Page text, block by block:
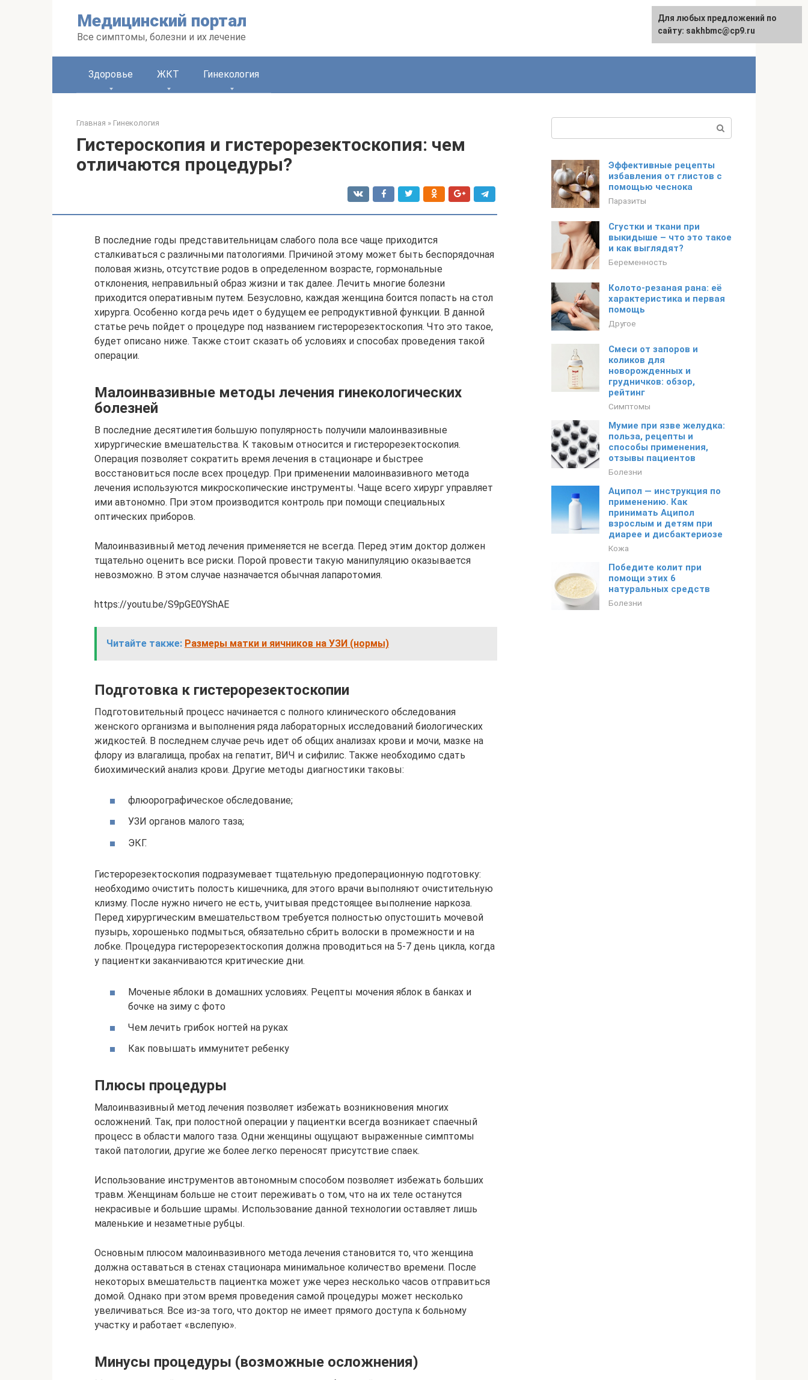
Медицинский портал
Все симптомы, болезни и их лечение
English
Здоровье ЖКТ Гинекология
Главная » Гинекология
Гистероскопия и гистерорезектоскопия: чем
отличаются процедуры?
В последние годы представительницам слабого пола все чаще приходится
сталкиваться с различными патологиями. Причиной этому может быть беспорядочная
половая жизнь, отсутствие родов в определенном возрасте, гормональные
отклонения, неправильный образ жизни и так далее. Лечить многие болезни
приходится оперативным путем. Безусловно, каждая женщина боится попасть на стол
хирурга. Особенно когда речь идет о будущем ее репродуктивной функции. В данной
статье речь пойдет о процедуре под названием гистерорезектоскопия. Что это такое,
будет описано ниже. Также стоит сказать об условиях и способах проведения такой
операции.
Малоинвазивные методы лечения гинекологических
болезней
В последние десятилетия большую популярность получили малоинвазивные
хирургические вмешательства. К таковым относится и гистерорезектоскопия.
Операция позволяет сократить время лечения в стационаре и быстрее
восстановиться после всех процедур. При применении малоинвазивного метода
лечения используются микроскопические инструменты. Чаще всего хирург управляет
ими автономно. При этом производится контроль при помощи специальных
оптических приборов.
Малоинвазивный метод лечения применяется не всегда. Перед этим доктор должен
тщательно оценить все риски. Порой провести такую манипуляцию оказывается
невозможно. В этом случае назначается обычная лапаротомия.
https://youtu.be/S9pGE0YShAE
Читайте также: Размеры матки и яичников на УЗИ (нормы)
Подготовка к гистерорезектоскопии
Подготовительный процесс начинается с полного клинического обследования
женского организма и выполнения ряда лабораторных исследований биологических
жидкостей. В последнем случае речь идет об общих анализах крови и мочи, мазке на
флору из влагалища, пробах на гепатит, ВИЧ и сифилис. Также необходимо сдать
биохимический анализ крови. Другие методы диагностики таковы:
флюорографическое обследование;
УЗИ органов малого таза;
ЭКГ.
Гистерорезектоскопия подразумевает тщательную предоперационную подготовку:
необходимо очистить полость кишечника, для этого врачи выполняют очистительную
клизму. После нужно ничего не есть, учитывая предстоящее выполнение наркоза.
Перед хирургическим вмешательством требуется полностью опустошить мочевой
пузырь, хорошенько подмыться, обязательно сбрить волоски в промежности и на
лобке. Процедура гистерорезектоскопия должна проводиться на 5-7 день цикла, когда
у пациентки заканчиваются критические дни.
Моченые яблоки в домашних условиях. Рецепты мочения яблок в банках и
бочке на зиму с фото
Чем лечить грибок ногтей на руках
Как повышать иммунитет ребенку
Плюсы процедуры
Малоинвазивный метод лечения позволяет избежать возникновения многих
осложнений. Так, при полостной операции у пациентки всегда возникает спаечный
процесс в области малого таза. Одни женщины ощущают выраженные симптомы
такой патологии, другие же более легко переносят присутствие спаек.
Использование инструментов автономным способом позволяет избежать больших
травм. Женщинам больше не стоит переживать о том, что на их теле останутся
некрасивые и большие шрамы. Использование данной технологии оставляет лишь
маленькие и незаметные рубцы.
Основным плюсом малоинвазивного метода лечения становится то, что женщина
должна оставаться в стенах стационара минимальное количество времени. После
некоторых вмешательств пациентка может уже через несколько часов отправиться
домой. Однако при этом время проведения самой процедуры может несколько
увеличиваться. Все из-за того, что доктор не имеет прямого доступа к больному
участку и работает «вслепую».
Минусы процедуры (возможные осложнения)
Эффективные рецепты
избавления от глистов с
помощью чеснока
Паразиты
Сгустки и ткани при
выкидыше – что это такое
и как выглядят?
Беременность
Колото-резаная рана: её
характеристика и первая
помощь
Другое
Смеси от запоров и
коликов для
новорожденных и
грудничков: обзор,
рейтинг
Симптомы
Мумие при язве желудка:
польза, рецепты и
способы применения,
отзывы пациентов
Болезни
Аципол — инструкция по
применению. Как
принимать Аципол
взрослым и детям при
диарее и дисбактериозе
Кожа
Победите колит при
помощи этих 6
натуральных средств
Болезни
Для любых предложений по
сайту: sakhbmc@cp9.ru